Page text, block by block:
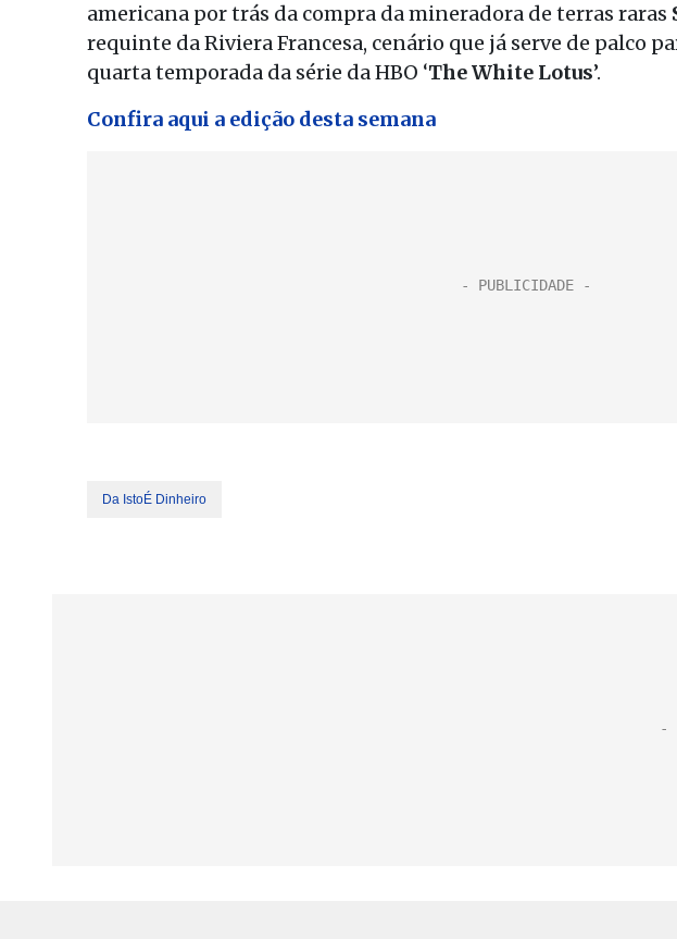
americana por trás da compra da mineradora de terras raras
requinte da Riviera Francesa, cenário que já serve de palco
quarta temporada da série da HBO ‘The White Lotus’.
Confira aqui a edição desta semana
Da IstoÉ Dinheiro